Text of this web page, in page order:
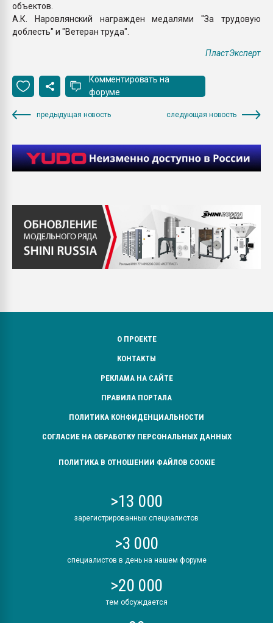
объектов.
А.К. Наровлянский награжден медалями "За трудовую
доблесть" и "Ветеран труда".
ПластЭксперт
Комментировать на
форуме
предыдущая новость следующая новость
О ПРОЕКТЕ
КОНТАКТЫ
РЕКЛАМА НА САЙТЕ
ПРАВИЛА ПОРТАЛА
ПОЛИТИКА КОНФИДЕНЦИАЛЬНОСТИ
СОГЛАСИЕ НА ОБРАБОТКУ ПЕРСОНАЛЬНЫХ ДАННЫХ
ПОЛИТИКА В ОТНОШЕНИИ ФАЙЛОВ COOKIE
>13 000
зарегистрированных специалистов
>3 000
специалистов в день на нашем форуме
>20 000
тем обсуждается